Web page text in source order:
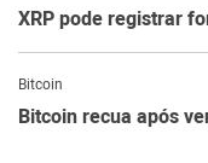
XRP pode registrar
Bitcoin
Bitcoin recua após